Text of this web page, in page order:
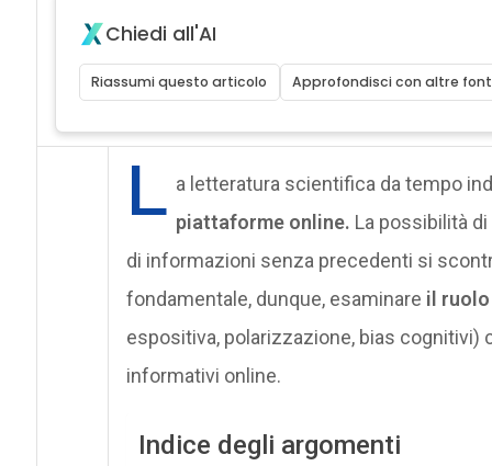
Chiedi all'AI
Riassumi questo articolo Approfondisci con altre
L a letteratura scientifica da tempo
piattaforme online. La possibilità
di informazioni senza precedenti si
fondamentale, dunque, esaminare il
espositiva, polarizzazione, bias
informativi online.
Indice degli argomenti